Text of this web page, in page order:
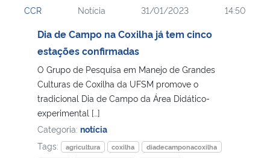
Ministério da Cidadania
Ministério de Minas e Energia
Ministério da Ciência, Tecnologia, Inovações e Comunicações
Ministério do Meio Ambiente
CCR Notícia 31/01/2023 14:50
Dia de Campo na Coxilha já tem cinco
estações confirmadas
O Grupo de Pesquisa em Manejo de Grandes
Culturas de Coxilha da UFSM promove o
tradicional Dia de Campo da Área Didático-
experimental […]
Categoria: notícia
Tags:
agricultura coxilha
diadecamponacoxilha